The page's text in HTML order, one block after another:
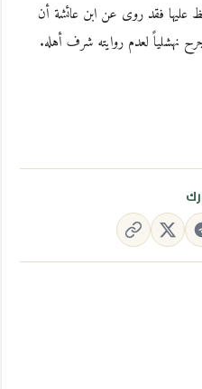
عليها فقد روى عن ابن عائشة أن
نهشلياً لعدم روايته شرف أهله.